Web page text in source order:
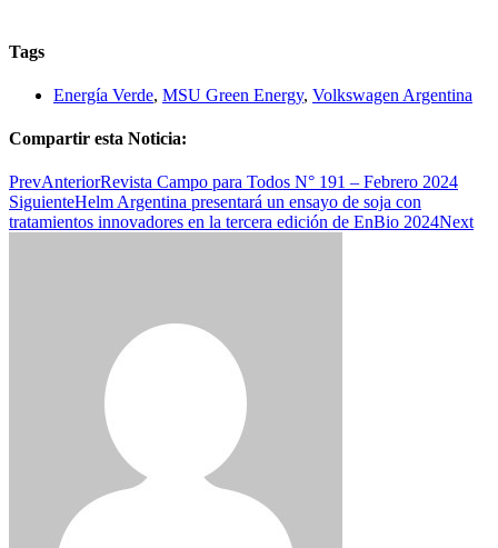
Tags
Energía Verde, MSU Green Energy, Volkswagen Argentina
Compartir esta Noticia:
PrevAnteriorRevista Campo para Todos N° 191 – Febrero 2024
SiguienteHelm Argentina presentará un ensayo de soja con
tratamientos innovadores en la tercera edición de EnBio 2024Next